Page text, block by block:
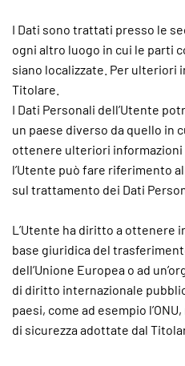
I Dati sono trattati presso le
ogni altro luogo in cui le parti
siano localizzate. Per ulteriori
Titolare.
I Dati Personali dell’Utente
un paese diverso da quello in
ottenere ulteriori
l’Utente può fare riferimento
sul trattamento dei Dati
L’Utente ha diritto a ottenere
base giuridica del
dell’Unione Europea o ad
di diritto internazionale
paesi, come ad esempio
di sicurezza adottate dal